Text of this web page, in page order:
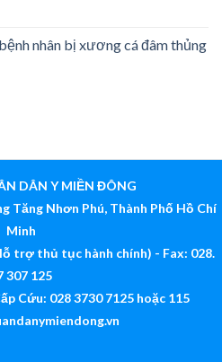
nhân bị xương cá đâm thủng
DÂN Y MIỀN ĐÔNG
Tăng Nhơn Phú, Thành Phố Hồ Chí
Minh
trợ thủ tục hành chính) - Fax: 028.
307 125
Cứu: 028 3730 7125 hoặc 115